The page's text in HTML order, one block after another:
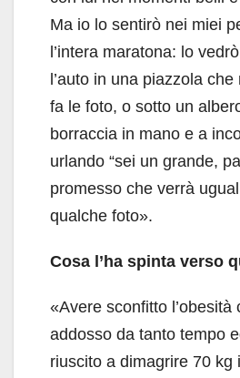
Ma io lo sentirò nei miei
l’intera maratona: lo
l’auto in una piazzola
fa le foto, o sotto un
borraccia in mano e a
urlando “sei un grande,
promesso che verrà
qualche foto».
Cosa l’ha spinta verso
«Avere sconfitto l’obesità
addosso da tanto tempo
riuscito a dimagrire 70 kg